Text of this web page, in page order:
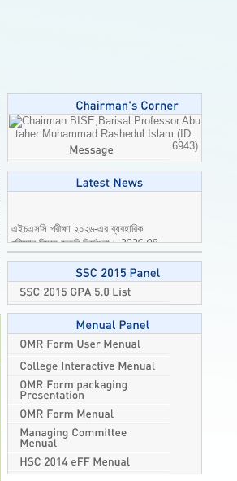
Professor Abu
taher Muhammad Rashedul Islam (ID.
6943)
পরীক্ষার বিষয়ে জরুরি নির্দেশনা।2026-08-
04